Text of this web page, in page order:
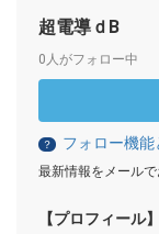
超電導ｄB
0人がフォロー中
？ フォロー機能
最新情報をメールで
【プロフィール】